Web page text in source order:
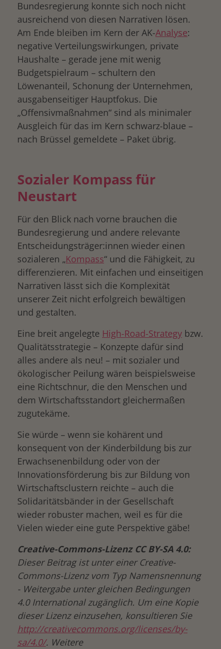
Bundesregierung konnte sich noch nicht
ausreichend von diesen Narrativen lösen.
Am Ende bleiben im Kern der AK-Analyse:
negative Verteilungswirkungen, private
Haushalte – gerade jene mit wenig
Budgetspielraum – schultern den
Löwenanteil, Schonung der Unternehmen,
ausgabenseitiger Hauptfokus. Die
„Offensivmaßnahmen“ sind als minimaler
Ausgleich für das im Kern schwarz-blaue –
nach Brüssel gemeldete – Paket übrig.
Sozialer Kompass für
Neustart
Für den Blick nach vorne brauchen die
Bundesregierung und andere relevante
Entscheidungsträger:innen wieder einen
sozialeren „Kompass“ und die Fähigkeit, zu
differenzieren. Mit einfachen und einseitigen
Narrativen lässt sich die Komplexität
unserer Zeit nicht erfolgreich bewältigen
und gestalten.
Eine breit angelegte High-Road-Strategy bzw.
Qualitätsstrategie – Konzepte dafür sind
alles andere als neu! – mit sozialer und
ökologischer Peilung wären beispielsweise
eine Richtschnur, die den Menschen und
dem Wirtschaftsstandort gleichermaßen
zugutekäme.
Sie würde – wenn sie kohärent und
konsequent von der Kinderbildung bis zur
Erwachsenenbildung oder von der
Innovationsförderung bis zur Bildung von
Wirtschaftsclustern reichte – auch die
Solidaritätsbänder in der Gesellschaft
wieder robuster machen, weil es für die
Vielen wieder eine gute Perspektive gäbe!
Creative-Commons-Lizenz CC BY-SA 4.0:
Dieser Beitrag ist unter einer Creative-
Commons-Lizenz vom Typ Namensnennung
- Weitergabe unter gleichen Bedingungen
4.0 International zugänglich. Um eine Kopie
dieser Lizenz einzusehen, konsultieren Sie
http://creativecommons.org/licenses/by-
sa/4.0/. Weitere